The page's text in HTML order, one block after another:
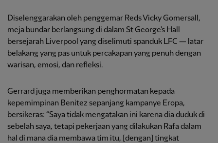
Diselenggarakan oleh penggemar Reds Vicky Gomersall,
meja bundar berlangsung di dalam St George's Hall
bersejarah Liverpool yang diselimuti spanduk LFC — latar
belakang yang pas untuk percakapan yang penuh dengan
warisan, emosi, dan refleksi.
Gerrard juga memberikan penghormatan kepada
kepemimpinan Benitez sepanjang kampanye Eropa,
bersikeras: “Saya tidak mengatakan ini karena dia duduk di
sebelah saya, tetapi pekerjaan yang dilakukan Rafa dalam
hal di mana dia membawa tim itu, [dengan] tingkat